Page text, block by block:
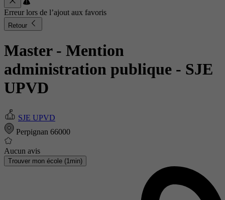
Erreur lors de l’ajout aux favoris
Retour
Master - Mention
administration publique - SJE
UPVD
SJE UPVD
Perpignan 66000
Aucun avis
Trouver mon école (1min)